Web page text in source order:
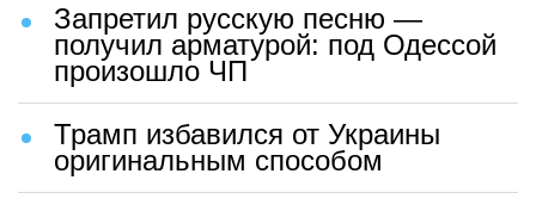
Запретил русскую песню —
получил арматурой: под Одессой
произошло ЧП
Трамп избавился от Украины
оригинальным способом